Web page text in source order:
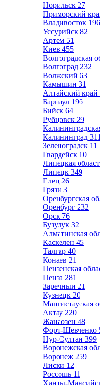
Норильск 27
Приморский
Владивосток 196
Уссурийск 82
Артем 51
Киев 455
Волгоградская
Волгоград 232
Волжский 63
Камышин 31
Алтайский край
Барнаул 196
Бийск 64
Рубцовск 29
Калининград 311
Зеленоградск 11
Гвардейск 10
Липецкая
Липецк 349
Елец 26
Грязи 3
Оренбургская
Оренбург 232
Орск 76
Бузулук 32
Алматинская
Каскелен 45
Талгар 40
Конаев 21
Пензенская
Пенза 281
Заречный 21
Кузнецк 20
Мангистауская
Актау 220
Жанаозен 48
Форт-Шевченко
Нур-Султан 399
Воронежская
Воронеж 259
Лиски 12
Россошь 11
Ханты-